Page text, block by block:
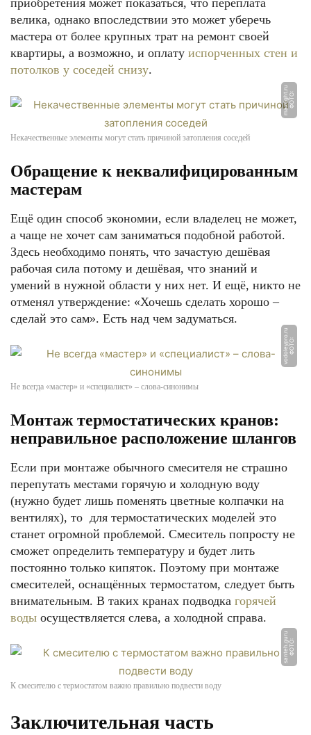
приобретения может показаться, что переплата
велика, однако впоследствии это может уберечь
мастера от более крупных трат на ремонт своей
квартиры, а возможно, и оплату испорченных стен и
потолков у соседей снизу.
Ф
О
Т
О:
m
a
x
ri
g
h
t.
r
u
Некачественные элементы могут стать причиной затопления соседей
Обращение к неквалифицированным
мастерам
Ещё один способ экономии, если владелец не может,
а чаще не хочет сам заниматься подобной работой.
Здесь необходимо понять, что зачастую дешёвая
рабочая сила потому и дешёвая, что знаний и
умений в нужной области у них нет. И ещё, никто не
отменял утверждение: «Хочешь сделать хорошо –
сделай это сам». Есть над чем задуматься.
Ф
О
Т
О:
v
o
d
ol
e
y
p
r
o.
r
u
Не всегда «мастер» и «специалист» – слова-синонимы
Монтаж термостатических кранов:
неправильное расположение шлангов
Если при монтаже обычного смесителя не страшно
перепутать местами горячую и холодную воду
(нужно будет лишь поменять цветные колпачки на
вентилях), то для термостатических моделей это
станет огромной проблемой. Смеситель попросту не
сможет определить температуру и будет лить
постоянно только кипяток. Поэтому при монтаже
смесителей, оснащённых термостатом, следует быть
внимательным. В таких кранах подводка горячей
воды осуществляется слева, а холодной справа.
Ф
О
Т
О:
s
a
n
t
e
h.
g
u
r
u
К смесителю с термостатом важно правильно подвести воду
Заключительная часть